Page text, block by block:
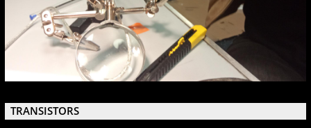
TRANSISTORS